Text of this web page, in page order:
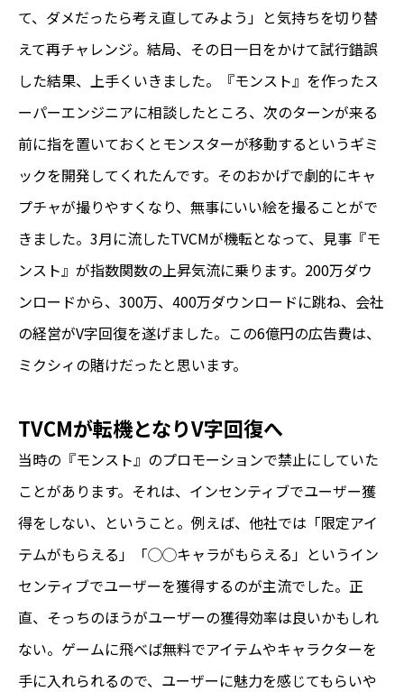
て、ダメだったら考え直してみよう」と気持ちを切り替
えて再チャレンジ。結局、その日一日をかけて試行錯誤
した結果、上手くいきました。『モンスト』を作ったス
ーパーエンジニアに相談したところ、次のターンが来る
前に指を置いておくとモンスターが移動するというギミ
ックを開発してくれたんです。そのおかげで劇的にキャ
プチャが撮りやすくなり、無事にいい絵を撮ることがで
きました。3月に流したTVCMが機転となって、見事『モ
ンスト』が指数関数の上昇気流に乗ります。200万ダウ
ンロードから、300万、400万ダウンロードに跳ね、会社
の経営がV字回復を遂げました。この6億円の広告費は、
ミクシィの賭けだったと思います。
TVCMが転機となりV字回復へ
当時の『モンスト』のプロモーションで禁止にしていた
ことがあります。それは、インセンティブでユーザー獲
得をしない、ということ。例えば、他社では「限定アイ
テムがもらえる」「◯◯キャラがもらえる」というイン
センティブでユーザーを獲得するのが主流でした。正
直、そっちのほうがユーザーの獲得効率は良いかもしれ
ない。ゲームに飛べば無料でアイテムやキャラクターを
手に入れられるので、ユーザーに魅力を感じてもらいや